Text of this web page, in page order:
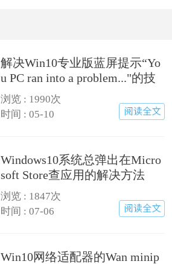
解决Win10专业版蓝屏提示“Yo
u PC ran into a problem..."的技
巧
浏览 : 1990次
时间 : 05-10
Windows10系统总弹出在Micro
soft Store查应用的解决方法
浏览 : 1847次
时间 : 07-06
Win10网络适配器的Wan minip